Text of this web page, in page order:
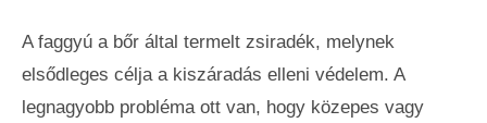
A faggyú a bőr által termelt zsiradék, melynek
elsődleges célja a kiszáradás elleni védelem. A
legnagyobb probléma ott van, hogy közepes vagy